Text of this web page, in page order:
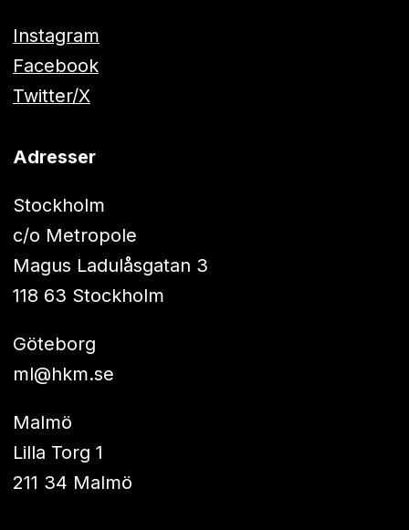
Instagram
Facebook
Twitter/X
Adresser
Stockholm
c/o Metropole
Magus Ladulåsgatan 3
118 63 Stockholm
Göteborg
ml@hkm.se
Malmö
Lilla Torg 1
211 34 Malmö